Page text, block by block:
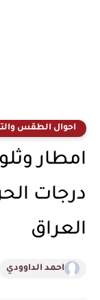
احوال الطقس
امطار
درجات
العراق
احمد الداوودي